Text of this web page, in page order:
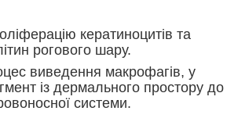
кератиноцитів та
рогового шару.
виведення макрофагів, у
із дермального простору до
системи.